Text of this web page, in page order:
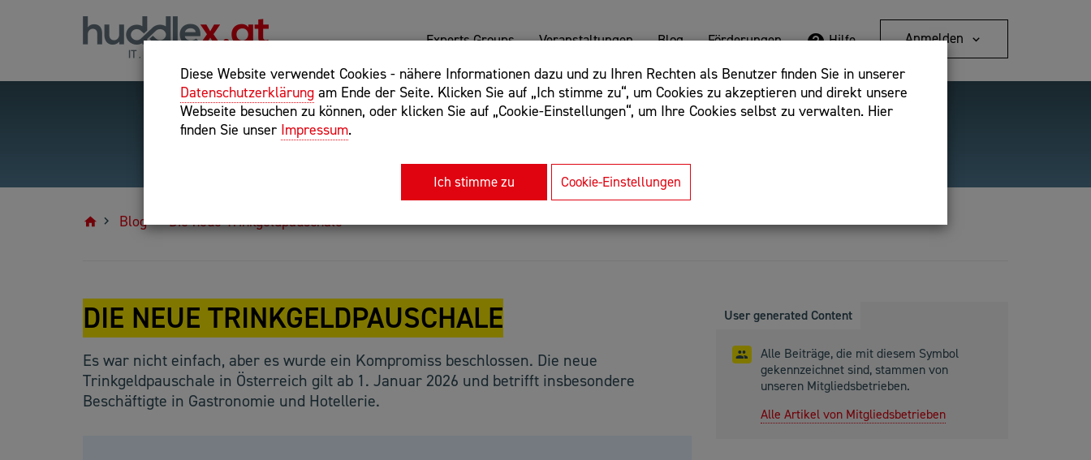
Diese Website verwendet Cookies - nähere Informationen dazu und zu Ihren Rechten als Benutzer finden Sie in unserer
Datenschutzerklärung am Ende der Seite. Klicken Sie auf „Ich stimme zu“, um Cookies zu akzeptieren und direkt unsere
Webseite besuchen zu können, oder klicken Sie auf „Cookie-Einstellungen“, um Ihre Cookies selbst zu verwalten. Hier
finden Sie unser Impressum.
Ich stimme zu Cookie-Einstellungen
Experts Groups Veranstaltungen Blog Förderungen Hilfe Anmelden
Hilfreiche Suchparameter: Begriff einschließen: +webshop, Begriff ausschließen: -webshop,
Exakter Suchbegriff: "internet of things"
Detailsuche
Blog Die neue Trinkgeldpauschale
DIE NEUE TRINKGELDPAUSCHALE
Es war nicht einfach, aber es wurde ein Kompromiss beschlossen. Die neue
Trinkgeldpauschale in Österreich gilt ab 1. Januar 2026 und betrifft insbesondere
Beschäftigte in Gastronomie und Hotellerie.
User generated Content
Alle Beiträge, die mit diesem Symbol
gekennzeichnet sind, stammen von
unseren Mitgliedsbetrieben.
Alle Artikel von Mitgliedsbetrieben